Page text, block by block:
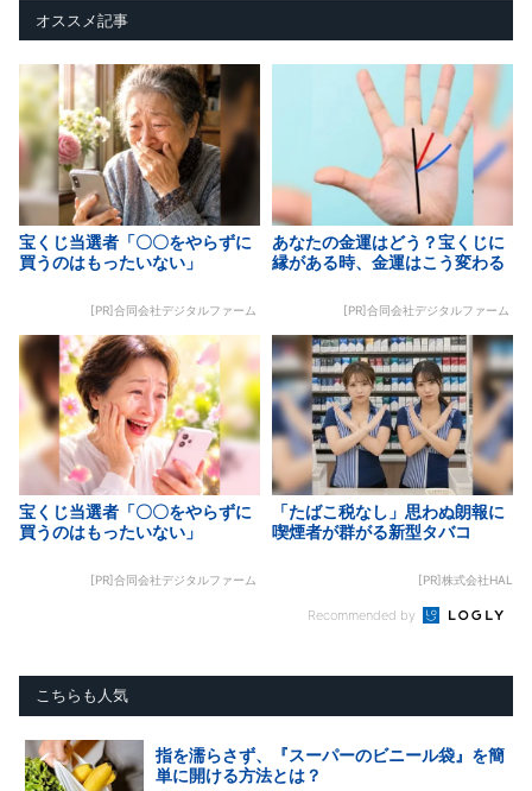
オススメ記事
宝くじ当選者「〇〇をやらずに
買うのはもったいない」
[PR]合同会社デジタルファーム
あなたの金運はどう？宝くじに
縁がある時、金運はこう変わる
[PR]合同会社デジタルファーム
宝くじ当選者「〇〇をやらずに
買うのはもったいない」
[PR]合同会社デジタルファーム
「たばこ税なし」思わぬ朗報に
喫煙者が群がる新型タバコ
[PR]株式会社HAL
Recommended by
こちらも人気
指を濡らさず、『スーパーのビニール袋』を簡
単に開ける方法とは？